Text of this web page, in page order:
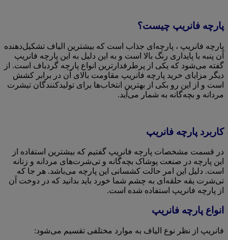
پارچه فانریپ چیست؟
پارچه فانریپ ، پارچه‌ای جذاب است که بیشترین الیاف تشکیل‌دهنده
آن پنبه با پایداری رنگ بالا است و به این دلیل به این پارچه فانریپ
گفته می‌شود که یکی از پرطرفدارترین انواع پارچه گردباف است. از
دیگر مزایای خرید پارچه فانریپ مقاومت بالای آن در برابر کشش
است و از این رو بکی از بهترین انتخاب‌ها برای تولیدکنندگان تیشرت
مردانه و بچه‌گانه به شمار می‌آید.
کاربرد پارچه فانریپ
در قسمت مشخصات پارچه فانریپ گفتیم که بیشترین استفاده از
این پارچه در صنعت پوشاک بچه‌گانه و تی‌شرت‌های مردانه و زنانه
است. دلیل این امر حالت کشسانی این پارچه می‌باشد. هر جا که
تی‌شرت یقه حلقه‌ای به چشم شما خورد باید بدانید که در دوخت آن
از پارچه فانریپ استفاده شده است.
انواع پارچه فانریپ
فانریپ از نظر نوع الیاف به موارد مختلفی تقسیم می‌شود: